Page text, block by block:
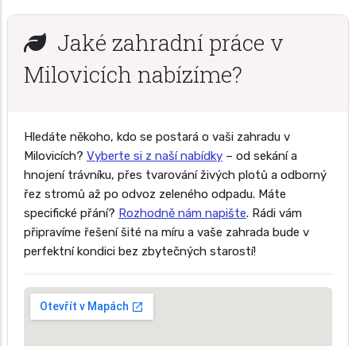
Jaké zahradní práce v
Milovicích nabízíme?
Hledáte někoho, kdo se postará o vaši zahradu v
Milovicích? Vyberte si z naší nabídky – od sekání a
hnojení trávníku, přes tvarování živých plotů a odborný
řez stromů až po odvoz zeleného odpadu. Máte
specifické přání? Rozhodně nám napište. Rádi vám
připravíme řešení šité na míru a vaše zahrada bude v
perfektní kondici bez zbytečných starostí!